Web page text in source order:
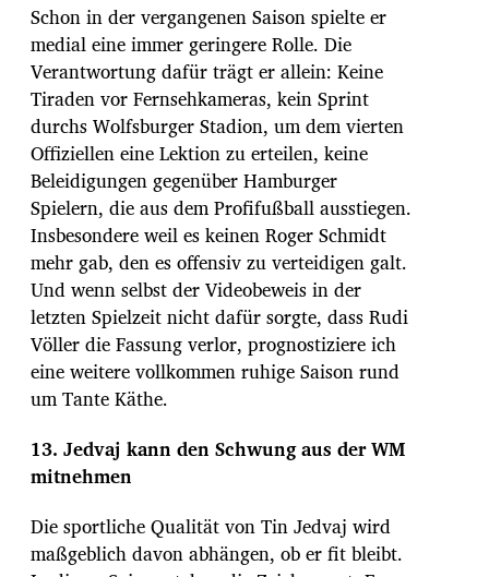
Schon in der vergangenen Saison spielte er
medial eine immer geringere Rolle. Die
Verantwortung dafür trägt er allein: Keine
Tiraden vor Fernsehkameras, kein Sprint
durchs Wolfsburger Stadion, um dem vierten
Offiziellen eine Lektion zu erteilen, keine
Beleidigungen gegenüber Hamburger
Spielern, die aus dem Profifußball ausstiegen.
Insbesondere weil es keinen Roger Schmidt
mehr gab, den es offensiv zu verteidigen galt.
Und wenn selbst der Videobeweis in der
letzten Spielzeit nicht dafür sorgte, dass Rudi
Völler die Fassung verlor, prognostiziere ich
eine weitere vollkommen ruhige Saison rund
um Tante Käthe.
13. Jedvaj kann den Schwung aus der WM
mitnehmen
Die sportliche Qualität von Tin Jedvaj wird
maßgeblich davon abhängen, ob er fit bleibt.